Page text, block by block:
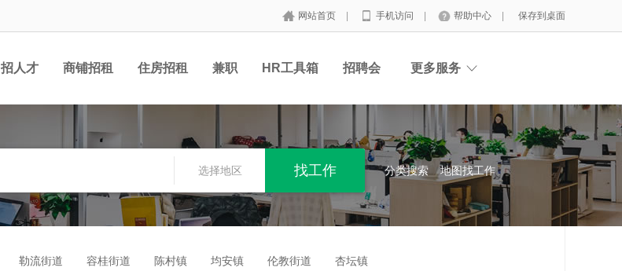
网站首页 手机访问 帮助中心 保存到桌面
招人才 商铺招租 住房招租 兼职 HR工具箱 招聘会 更多服务
选择地区 分类搜索 地图找工作
勒流街道 容桂街道 陈村镇 均安镇 伦教街道 杏坛镇